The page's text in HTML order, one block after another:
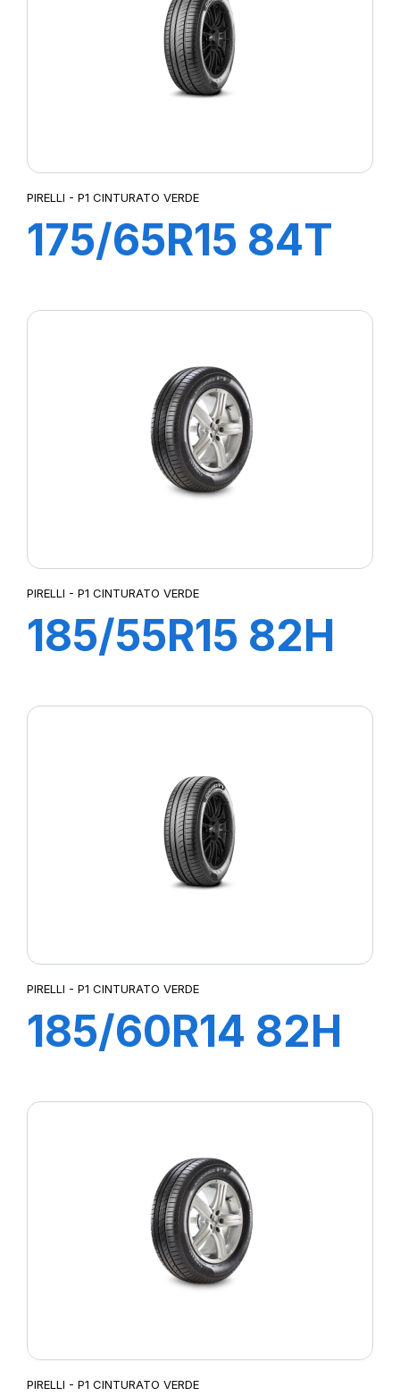
PIRELLI - P1 CINTURATO VERDE
175/65R15 84T
PIRELLI - P1 CINTURATO VERDE
185/55R15 82H
PIRELLI - P1 CINTURATO VERDE
185/60R14 82H
PIRELLI - P1 CINTURATO VERDE